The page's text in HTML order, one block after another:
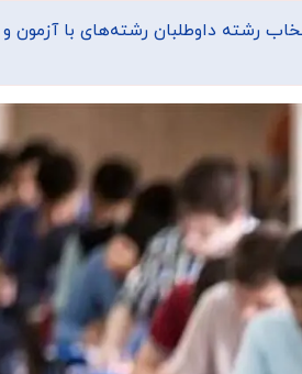
این هفته منتشر می‌شود. انتخاب رشته داوطلبان رشته‌های با آزمون و